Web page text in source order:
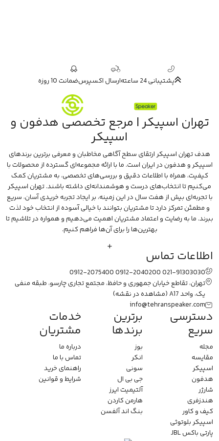
پشتیبانی 24 ساعته ارسال اکسپرسضمانت 10 روزه
تهران اسپیکر | مرجع تخصصی هدفون و
اسپیکر
هدف تهران اسپیکر ارتقای سطح آگاهی مخاطبان و معرفی برترین برندهای
اسپیکر و هدفون در ایران است. ما با ارائه مجموعه‌ای گسترده از محصولات با
کیفیت، همراه با اطلاعات دقیق و بررسی‌های تخصصی، به مشتریان کمک
می‌کنیم تا انتخاب‌های درست و هوشمندانه‌ای داشته باشند. تهران اسپیکر
با تجربه‌ای بیش از هفت سال در این زمینه، بر ایجاد تجربه خریدی آسان، سریع
و مطمئن تمرکز دارد تا مشتریان بتوانند با خیالی آسوده از انتخاب خود لذت
ببرند. ما به رضایت و اعتماد مشتریان اهمیت می‌دهیم و همواره در تلاشیم تا
بهترین‌ها را برای آن‌ها فراهم کنیم.
اطلاعات تماس
021-91303030
0912-2040200
0912-2075400
تهران، تقاطع خیابان جمهوری و حافظ، مجتمع تجاری چارسو، طبقه منفی
یک، واحد A17
(مشاهده در نقشه)
info@tehranspeaker.com
دسترسی
سریع
مجله
مقایسه
اسپیکر
هدفون
شارژر
هندزفری
کیف و کاور
اسپیکر بلوتوثی
پارتی باکس JBL
برترین
برندها
بوز
انکر
سونی
جی بی ال
آلتیمیت ایرز
هارمن کاردن
بنگ اند آلفسن
خدمات
مشتریان
درباره ما
تماس با ما
راهنمای خرید
شرایط و قوانین